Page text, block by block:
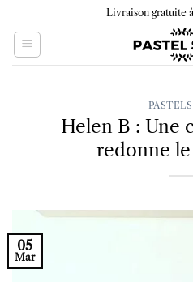
content
Livraison gratuite
Helen B : Une
redonne
05
Mar